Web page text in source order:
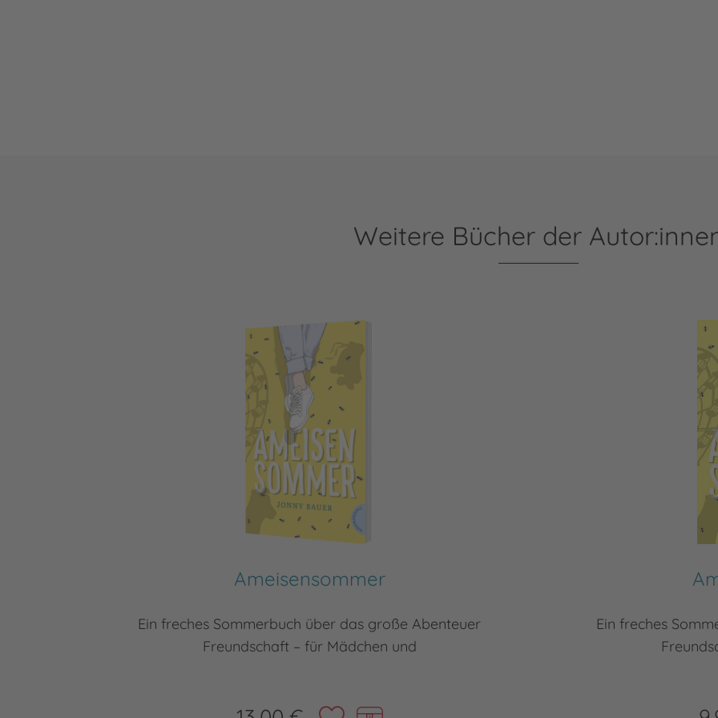
Weitere Bücher der
Ameisensommer
Ein freches Sommerbuch über das große Abenteuer
Freundschaft – für Mädchen und
Ein freches